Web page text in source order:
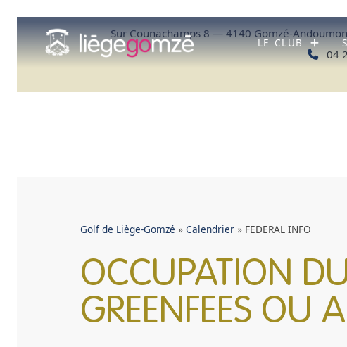
contenu
LE CLUB
Sur Counachamps 8 — 4140 Gomzé-
04
Golf de Liège-Gomzé » Calendrier » FEDERAL INFO
OCCUPATION
GREENFEES OU